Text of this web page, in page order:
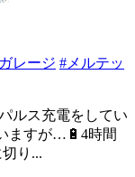
レージ #メルテッ
ルス充電をしてい
ますが…🔋4時間
り...